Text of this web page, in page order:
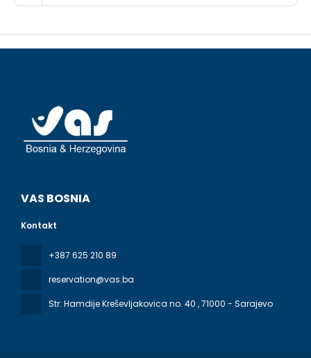
VAS BOSNIA
Kontakt
+387 625 210 89
reservation@vas.ba
Str: Hamdije Kreševljakovica no. 40 , 71000 - Sarajevo